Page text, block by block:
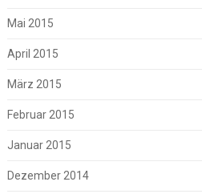
Mai 2015
April 2015
März 2015
Februar 2015
Januar 2015
Dezember 2014